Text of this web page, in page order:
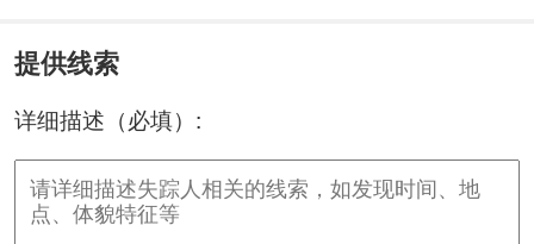
提供线索
详细描述（必填）: